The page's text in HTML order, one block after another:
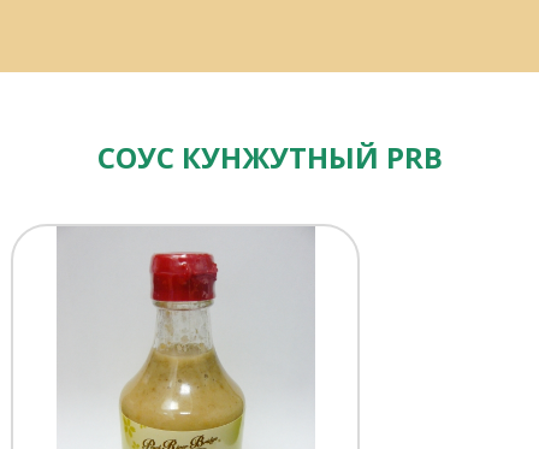
СОУС КУНЖУТНЫЙ PRB